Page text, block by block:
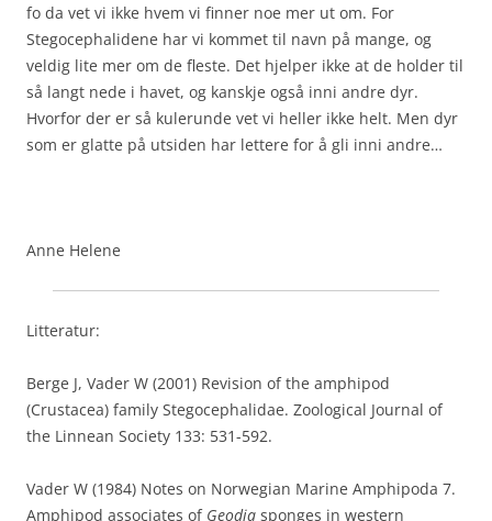
fo da vet vi ikke hvem vi finner noe mer ut om. For
Stegocephalidene har vi kommet til navn på mange, og
veldig lite mer om de fleste. Det hjelper ikke at de holder til
så langt nede i havet, og kanskje også inni andre dyr.
Hvorfor der er så kulerunde vet vi heller ikke helt. Men dyr
som er glatte på utsiden har lettere for å gli inni andre…
Anne Helene
Litteratur:
Berge J, Vader W (2001) Revision of the amphipod
(Crustacea) family Stegocephalidae. Zoological Journal of
the Linnean Society 133: 531-592.
Vader W (1984) Notes on Norwegian Marine Amphipoda 7.
Amphipod associates of Geodia sponges in western